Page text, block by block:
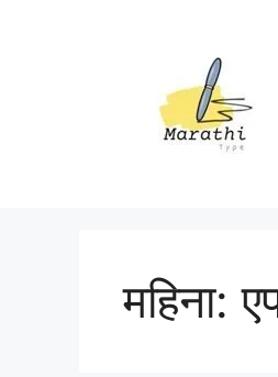
महिना: